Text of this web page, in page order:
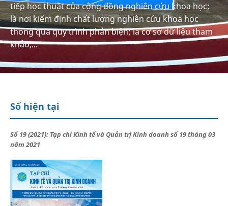
tiếp học thuật của cộng đồng nghiên cứu khoa học;
là nơi kiểm định chất lượng nghiên cứu khoa học
thông qua quy trình phản biện; là cơ sở dữ liệu tham
khảo,...
Số hiện tại
Số 19 (2021): Tạp chí Kinh tế và Quản trị Kinh doanh số 19 tháng 03
năm 2021